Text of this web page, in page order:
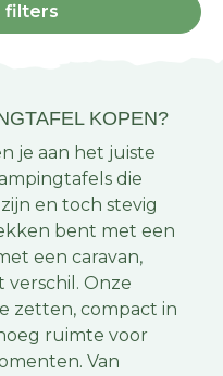
filters
KOPEN?
je aan het juiste
die
en toch stevig
bent met een
een caravan,
Onze
zetten, compact in
ruimte voor
Van